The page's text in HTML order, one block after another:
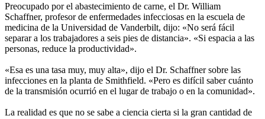
Preocupado por el abastecimiento de carne, el Dr. William
Schaffner, profesor de enfermedades infecciosas en la escuela de
medicina de la Universidad de Vanderbilt, dijo: «No será fácil
separar a los trabajadores a seis pies de distancia». «Si espacia a las
personas, reduce la productividad».
«Esa es una tasa muy, muy alta», dijo el Dr. Schaffner sobre las
infecciones en la planta de Smithfield. «Pero es difícil saber cuánto
de la transmisión ocurrió en el lugar de trabajo o en la comunidad».
La realidad es que no se sabe a ciencia cierta si la gran cantidad de